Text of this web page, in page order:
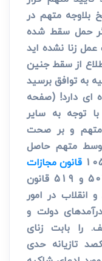
نیز پاسخ بلاوجه متهم در
حمل سقط شده
زنا نشده اید
از سقط جنین
به توافق برسید
ای دارد! (صفحه
جلسه 26/3/90) و با توجه به سایر
متهم و بر صحت
متهم حاصل
قانون مجازات
و 1091 قانون مدنی و 502 و 519 قانون
انقلاب در امور
درآمدهای دولت و
را بابت زنای
تازیانه حدی